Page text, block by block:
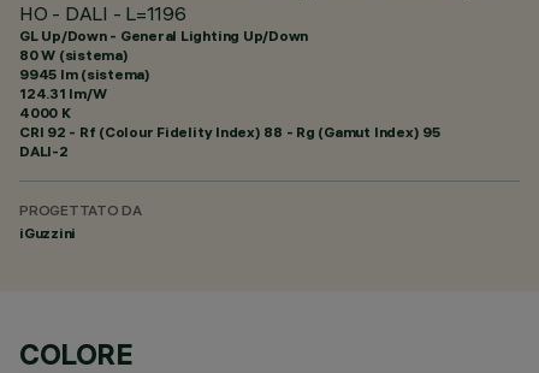
HO - DALI - L=1196
GL Up/Down - General Lighting Up/Down
80 W (sistema)
9945 lm (sistema)
124.31 lm/W
4000 K
CRI 92 - Rf (Colour Fidelity Index) 88 - Rg (Gamut Index) 95
DALI-2
PROGETTATO DA
iGuzzini
COLORE